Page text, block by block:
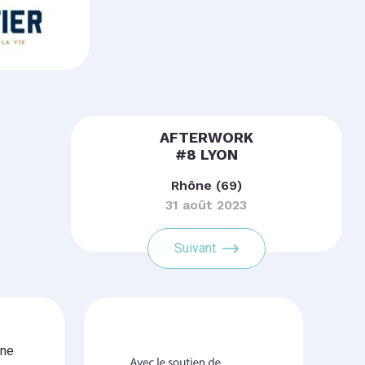
AFTERWORK
#8 LYON
Rhône (69)
31 août 2023
Suivant